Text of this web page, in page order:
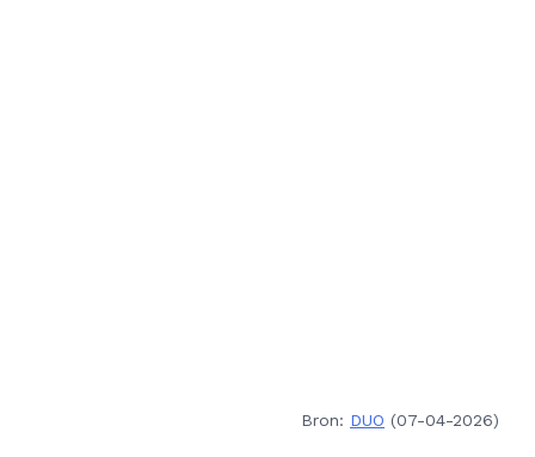
Bron: DUO (07-04-2026)